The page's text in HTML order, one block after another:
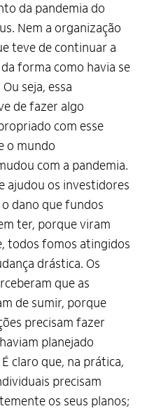
da pandemia do
Nem a organização
teve de continuar a
forma como havia se
seja, essa
de fazer algo
com esse
o mundo
com a pandemia.
ajudou os investidores
dano que fundos
ter, porque viram
todos fomos atingidos
drástica. Os
que as
de sumir, porque
precisam fazer
planejado
claro que, na prática,
precisam
os seus planos;